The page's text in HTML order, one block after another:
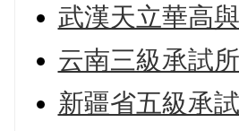
武漢天立華高
云南三級承試
新疆省五級承